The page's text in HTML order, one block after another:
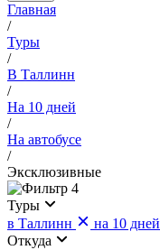
Главная
/
Туры
/
В Таллинн
/
На 10 дней
/
На автобусе
/
Эксклюзивные
4
Туры
в Таллинн
на 10 дней
Откуда